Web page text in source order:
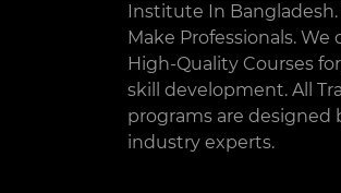
Institute In Bangladesh.
Make Professionals. We
High-Quality Courses
skill development. All
programs are designed
industry experts.